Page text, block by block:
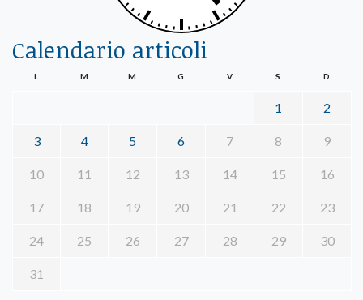
Calendario articoli
L M M G V S D
1 2
3 4 5 6 7 8 9
10 11 12 13 14 15 16
17 18 19 20 21 22 23
24 25 26 27 28 29 30
31